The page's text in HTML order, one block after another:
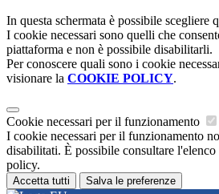
In questa schermata è possibile scegliere
I cookie necessari sono quelli che
piattaforma e non è possibile disabilitarli.
Per conoscere quali sono i cookie
visionare la COOKIE POLICY.
Cookie necessari per il funzionamento
I cookie necessari per il funzionamento
disabilitati. È possibile consultare
policy.
Accetta tutti Salva le preferenze